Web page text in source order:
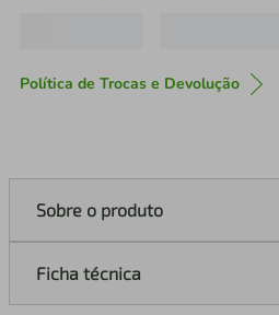
Política de Trocas e Devolução
Sobre o produto
Ficha técnica